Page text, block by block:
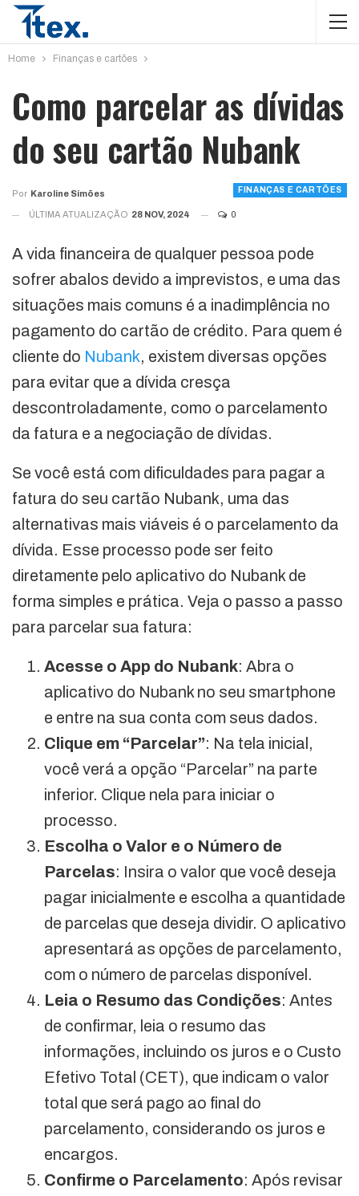
Home Finanças e cartões
Como parcelar as dívidas
do seu cartão Nubank
FINANÇAS E CARTÕES
Por Karoline Simões
ÚLTIMA ATUALIZAÇÃO 28 NOV, 2024 0
A vida financeira de qualquer pessoa pode
sofrer abalos devido a imprevistos, e uma das
situações mais comuns é a inadimplência no
pagamento do cartão de crédito. Para quem é
cliente do Nubank, existem diversas opções
para evitar que a dívida cresça
descontroladamente, como o parcelamento
da fatura e a negociação de dívidas.
Se você está com dificuldades para pagar a
fatura do seu cartão Nubank, uma das
alternativas mais viáveis é o parcelamento da
dívida. Esse processo pode ser feito
diretamente pelo aplicativo do Nubank de
forma simples e prática. Veja o passo a passo
para parcelar sua fatura:
Acesse o App do Nubank: Abra o
aplicativo do Nubank no seu smartphone
e entre na sua conta com seus dados.
Clique em “Parcelar”: Na tela inicial,
você verá a opção “Parcelar” na parte
inferior. Clique nela para iniciar o
processo.
Escolha o Valor e o Número de
Parcelas: Insira o valor que você deseja
pagar inicialmente e escolha a quantidade
de parcelas que deseja dividir. O aplicativo
apresentará as opções de parcelamento,
com o número de parcelas disponível.
Leia o Resumo das Condições: Antes
de confirmar, leia o resumo das
informações, incluindo os juros e o Custo
Efetivo Total (CET), que indicam o valor
total que será pago ao final do
parcelamento, considerando os juros e
encargos.
Confirme o Parcelamento: Após revisar